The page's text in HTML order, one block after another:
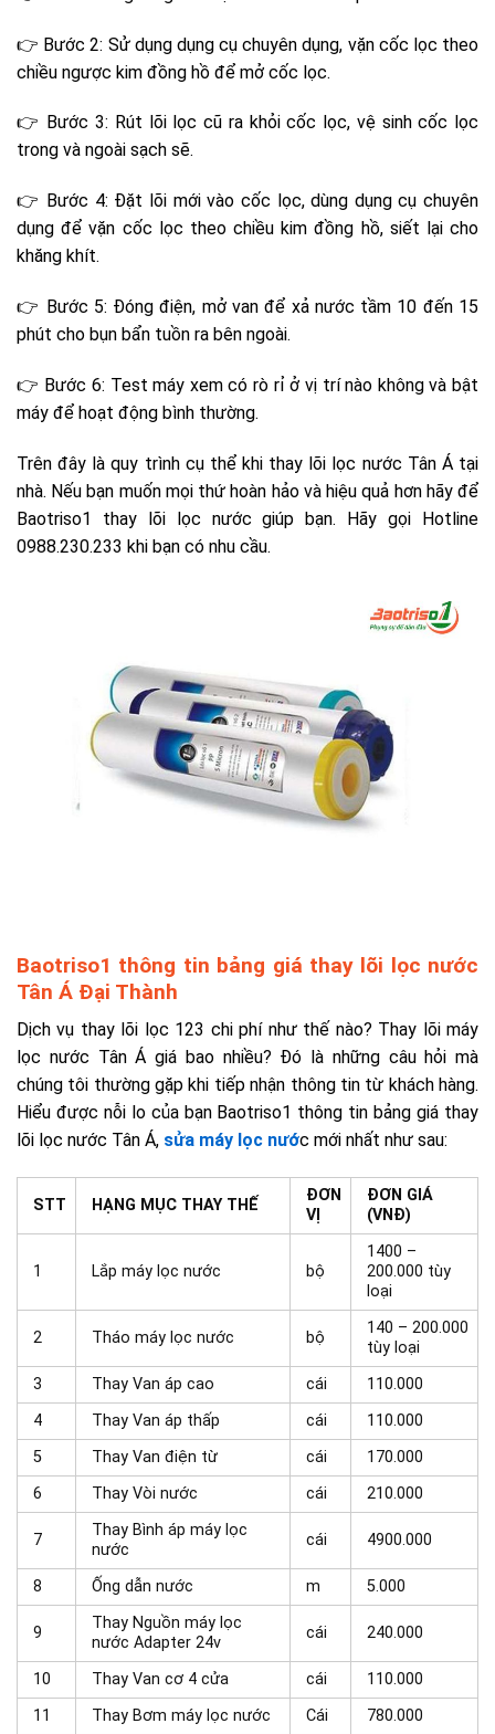
👉 Bước 2: Sử dụng dụng cụ chuyên dụng, vặn cốc lọc theo
chiều ngược kim đồng hồ để mở cốc lọc.
👉 Bước 3: Rút lõi lọc cũ ra khỏi cốc lọc, vệ sinh cốc lọc
trong và ngoài sạch sẽ.
👉 Bước 4: Đặt lõi mới vào cốc lọc, dùng dụng cụ chuyên
dụng để vặn cốc lọc theo chiều kim đồng hồ, siết lại cho
khăng khít.
👉 Bước 5: Đóng điện, mở van để xả nước tầm 10 đến 15
phút cho bụn bẩn tuồn ra bên ngoài.
👉 Bước 6: Test máy xem có rò rỉ ở vị trí nào không và bật
máy để hoạt động bình thường.
Trên đây là quy trình cụ thể khi thay lõi lọc nước Tân Á tại
nhà. Nếu bạn muốn mọi thứ hoàn hảo và hiệu quả hơn hãy để
Baotriso1 thay lõi lọc nước giúp bạn. Hãy gọi Hotline
0988.230.233 khi bạn có nhu cầu.
Baotriso1 thông tin bảng giá thay lõi lọc nước
Tân Á Đại Thành
Dịch vụ thay lõi lọc 123 chi phí như thế nào? Thay lõi máy
lọc nước Tân Á giá bao nhiều? Đó là những câu hỏi mà
chúng tôi thường gặp khi tiếp nhận thông tin từ khách hàng.
Hiểu được nỗi lo của bạn Baotriso1 thông tin bảng giá thay
lõi lọc nước Tân Á, sửa máy lọc nước mới nhất như sau:
STT HẠNG MỤC THAY THẾ
ĐƠN
VỊ
ĐƠN GIÁ
(VNĐ)
1 Lắp máy lọc nước bộ
1400 –
200.000 tùy
loại
2 Tháo máy lọc nước bộ
140 – 200.000
tùy loại
3
Thay Van áp cao cái
110.000
4
Thay Van áp thấp cái
110.000
5
Thay Van điện từ cái
170.000
6
Thay Vòi nước cái 210.000
7
Thay Bình áp máy lọc
nước
cái 4900.000
8 Ống dẫn nước m 5.000
9
Thay Nguồn máy lọc
nước Adapter 24v
cái 240.000
10 Thay Van cơ 4 cửa cái
110.000
11
Thay Bơm máy lọc nước Cái
780.000